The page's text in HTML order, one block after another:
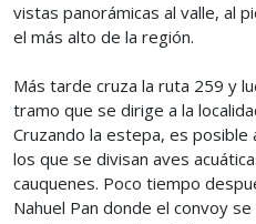
vistas panorámicas al valle, al
el más alto de la región.
Más tarde cruza la ruta 259 y
tramo que se dirige a la
Cruzando la estepa, es posible
los que se divisan aves
cauquenes. Poco tiempo
Nahuel Pan donde el convoy